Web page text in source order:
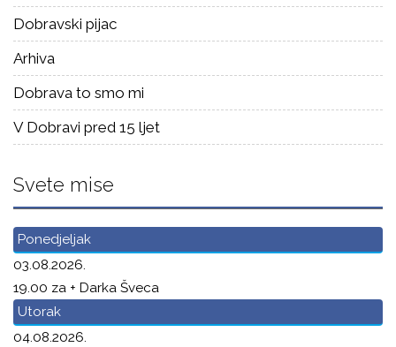
Dobravski pijac
Arhiva
Dobrava to smo mi
V Dobravi pred 15 ljet
Svete mise
Ponedjeljak
03.08.2026.
19.00 za + Darka Šveca
Utorak
04.08.2026.